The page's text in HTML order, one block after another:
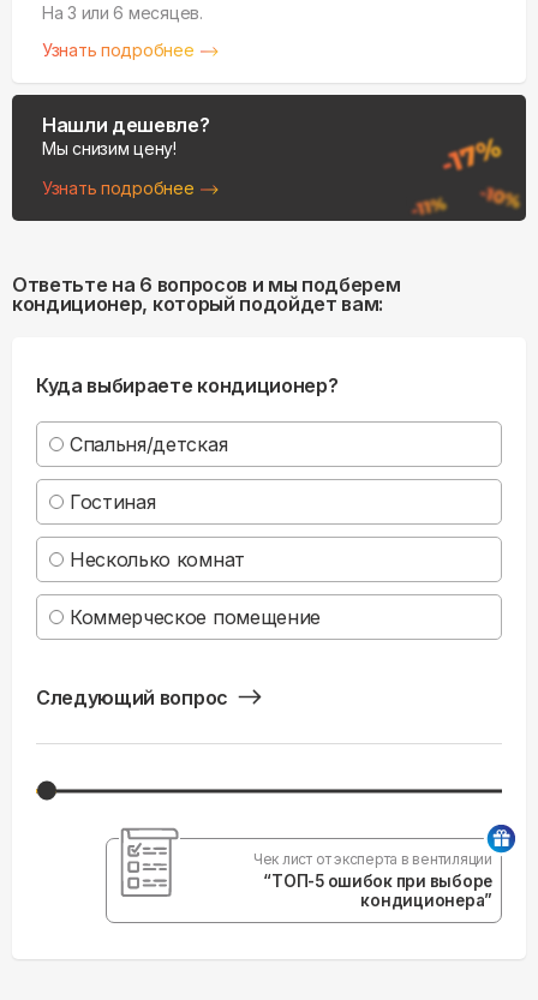
На 3 или 6 месяцев.
Узнать подробнее
Нашли дешевле?
Мы снизим цену!
Узнать подробнее
Ответьте на 6 вопросов и мы подберем
кондиционер, который подойдет вам:
Куда выбираете кондиционер?
Спальня/детская
Гостиная
Несколько комнат
Коммерческое помещение
Следующий вопрос
Чек лист от эксперта в вентиляции
“ТОП-5 ошибок при выборе
кондиционера”